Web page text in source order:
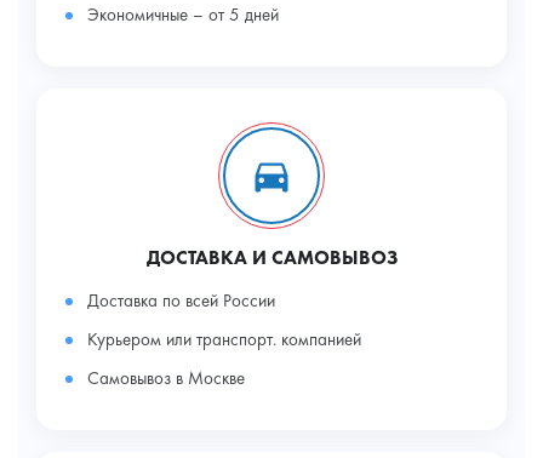
Экономичные – от 5 дней
ДОСТАВКА И САМОВЫВОЗ
Доставка по всей России
Курьером или транспорт. компанией
Самовывоз в Москве